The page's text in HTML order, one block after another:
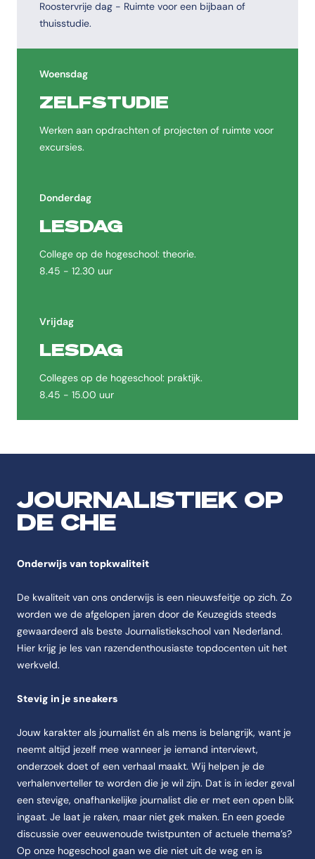
Roostervrije dag - Ruimte voor een bijbaan of
thuisstudie.
Woensdag
ZELFSTUDIE
Werken aan opdrachten of projecten of ruimte voor
excursies.
Donderdag
LESDAG
College op de hogeschool: theorie.
8.45 - 12.30 uur
Vrijdag
LESDAG
Colleges op de hogeschool: praktijk.
8.45 - 15.00 uur
JOURNALISTIEK OP
DE CHE
Onderwijs van topkwaliteit
De kwaliteit van ons onderwijs is een nieuwsfeitje op zich. Zo
worden we de afgelopen jaren door de Keuzegids steeds
gewaardeerd als beste Journalistiekschool van Nederland.
Hier krijg je les van razendenthousiaste topdocenten uit het
werkveld.
Stevig in je sneakers
Jouw karakter als journalist én als mens is belangrijk, want je
neemt altijd jezelf mee wanneer je iemand interviewt,
onderzoek doet of een verhaal maakt. Wij helpen je de
verhalenverteller te worden die je wil zijn. Dat is in ieder geval
een stevige, onafhankelijke journalist die er met een open blik
ingaat. Je laat je raken, maar niet gek maken. En een goede
discussie over eeuwenoude twistpunten of actuele thema’s?
Op onze hogeschool gaan we die niet uit de weg en is